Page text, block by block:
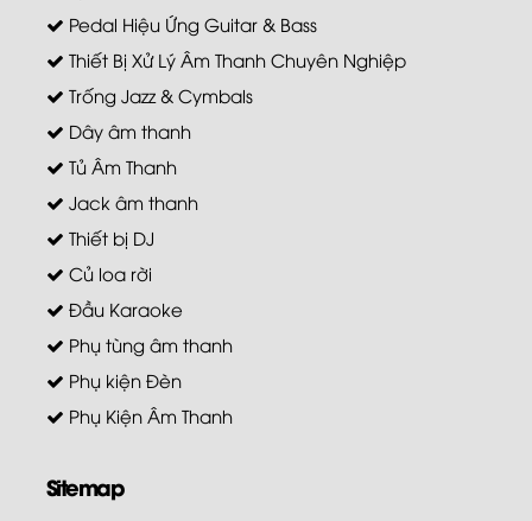
Pedal Hiệu Ứng Guitar & Bass
Thiết Bị Xử Lý Âm Thanh Chuyên Nghiệp
Trống Jazz & Cymbals
Dây âm thanh
Tủ Âm Thanh
Jack âm thanh
Thiết bị DJ
Củ loa rời
Đầu Karaoke
Phụ tùng âm thanh
Phụ kiện Đèn
Phụ Kiện Âm Thanh
Sitemap